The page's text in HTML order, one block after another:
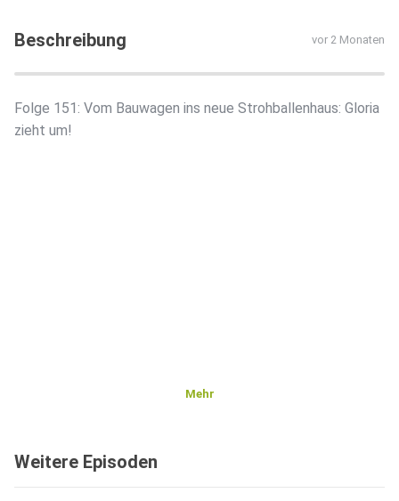
Beschreibung vor 2 Monaten
Folge 151: Vom Bauwagen ins neue Strohballenhaus: Gloria
zieht um!
Mehr
Weitere Episoden